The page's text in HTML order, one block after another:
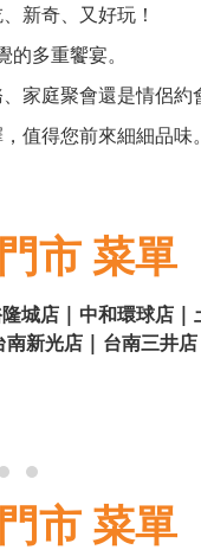
新奇、又好玩！
多重饗宴。
家庭聚會還是情侶約
值得您前來細細品味。
市 菜單
城店 | 中和環球店 |
新光店 | 台南三井
市 菜單